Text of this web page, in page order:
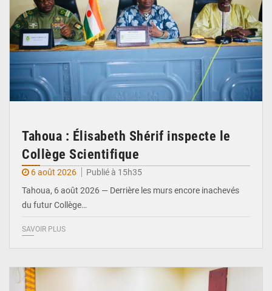
Tahoua : Élisabeth Shérif inspecte le
Collège Scientifique
6 août 2026
Publié à 15h35
Tahoua, 6 août 2026 — Derrière les murs encore inachevés
du futur Collège…
SAVOIR PLUS